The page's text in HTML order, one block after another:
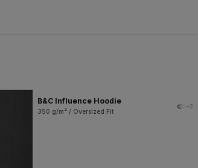
B&C Influence Hoodie
350 g/m² / Oversized Fit
+2